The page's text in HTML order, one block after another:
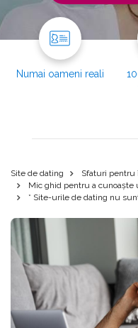
Numai oameni reali
Site de dating
Sfaturi pentru
Mic ghid pentru a cunoaște
* Site-urile de dating nu